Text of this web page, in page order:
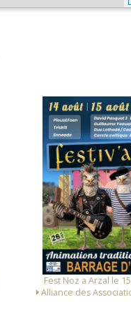
Fest Noz a Arzal le 15/08/2026
Alliance des Associations d'Arzal